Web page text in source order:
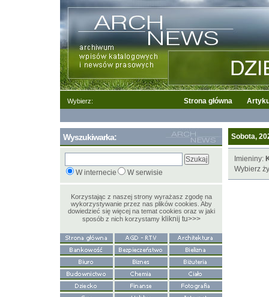
Wybierz: Strona główna
Sobota,
Imieniny:
Wybierz
Wyszukiwarka:
W internecie W serwisie
Korzystając z naszej strony wyrażasz zgodę na
wykorzystywanie przez nas plików cookies. Aby
dowiedzieć się więcej na temat cookies oraz w jaki
sposób z nich korzystamy kliknij tu>>>